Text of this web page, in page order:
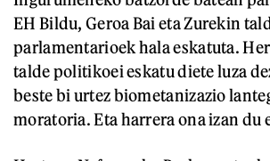
EH Bildu, Geroa Bai eta Zurekin
parlamentarioek hala eskatuta.
talde politikoei eskatu diete luza
beste bi urtez biometanizazio
moratoria. Eta harrera ona izan du